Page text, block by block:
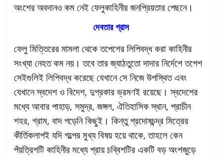
অংশের অবদানও কম নেই ফেলুকাহিনীর জনপ্রিয়তার পেছনে।
দেবতার গ্রাস
ফেলু মিত্তিরের মামলা থেকে তপেশের লিপিবদ্ধ করা কাহিনীর
সংখ্যা নেহত কম নয়। তবে তার জ্যাঠতুতো দাদার নির্দেশে তপেশ
সেইগুলিই লিপিবদ্ধ করেছে যেখানে সে নিজে উপস্থিত এবং
যেখানে স্বদেশ ও বিদেশ, দুপ্রকার ভ্রমণই রয়েছে। স্বদেশের
মধ্যে আবার পাহাড়, সমুদ্র, জঙ্গল, ঐতিহাসিক স্থান, প্রাচীন
শহর, গ্রাম, বাদ পড়েনি কিছুই। কিন্তু প্রদোষচন্দ্র মিত্রের
কীর্তিকলাপই যদি গল্পের মুখ্য বিষয় হয়ে থাকে, তাহলে কেন
পঁয়ত্রিশটি কাহিনীর মধ্যে প্রায় চব্বিশটির একটি বড় অংশজুড়ে